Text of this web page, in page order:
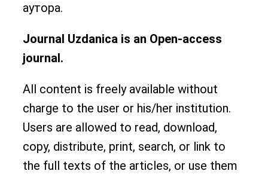
аутора.
Journal Uzdanica is an Open-access
journal.
All content is freely available without
charge to the user or his/her institution.
Users are allowed to read, download,
copy, distribute, print, search, or link to
the full texts of the articles, or use them